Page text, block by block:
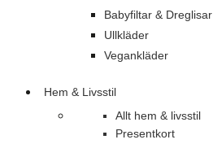
Babyfiltar & Dreglisar
Ullkläder
Vegankläder
Hem & Livsstil
Allt hem & livsstil
Presentkort